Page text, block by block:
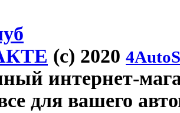
(c) 2020
интернет-
для вашего